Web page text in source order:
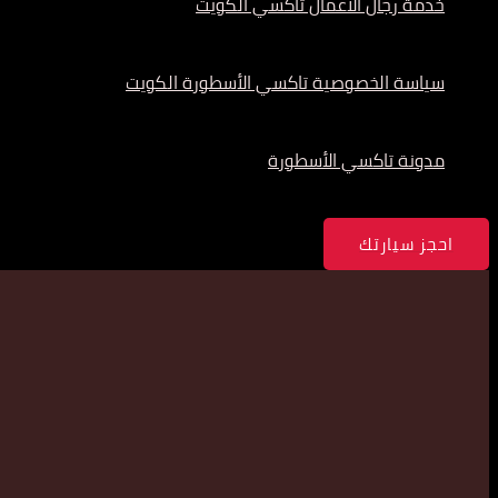
سياسة الخصوصية تاكسي الأسطورة الكويت
مدونة تاكسي الأسطورة
احجز سيارتك